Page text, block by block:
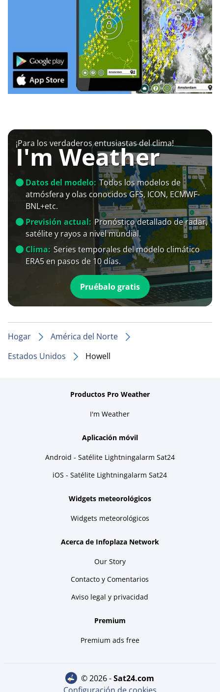
¡Para los verdaderos entusiastas del clima!
I'm Weather
Datos del modelo: Todos los modelos de
atmósfera y olas conocidos GFS, ICON, ECMWF-
BNL+etc.
Previsión actual: Pronóstico detallado de radar,
satélite y rayos a nivel mundial.
Clima: Series temporales del modelo climático
ERA5 en pasos de 10 días.
Pruébalo gratis
Hogar
América del Norte
Estados Unidos
Howell
Productos Pro Weather
I'm Weather
Aplicación móvil
Android - Satélite Lightningalarm Sat24
iOS - Satélite Lightningalarm Sat24
Widgets meteorológicos
Widgets meteorológicos
Acerca de Infoplaza Network
Our Story
Contacto y Comentarios
Aviso legal y privacidad
Premium
Premium ads free
© 2026 - sat24.com